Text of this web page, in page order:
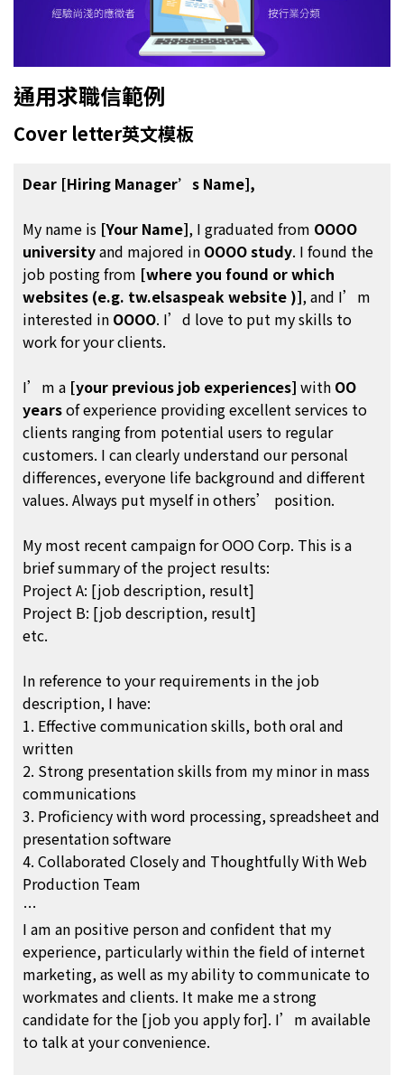
通用求職信範例
Cover letter英文模板
Dear [Hiring Manager’s Name],
My name is [Your Name], I graduated from OOOO
universityand majored in OOOO study. I found the
job posting from [where you found or which
websites (e.g. tw.elsaspeak website )], and I’m
interested in OOOO. I’d love to put my skills to
work for your clients.
I’m a [your previous job experiences] with OO
yearsof experience providing excellent services to
clients ranging from potential users to regular
customers. I can clearly understand our personal
differences, everyone life background and different
values. Always put myself in others’ position.
My most recent campaign for OOO Corp. This is a
brief summary of the project results:
Project A: [job description, result]
Project B: [job description, result]
etc.
In reference to your requirements in the job
description, I have:
1. Effective communication skills, both oral and
written
2. Strong presentation skills from my minor in mass
communications
3. Proficiency with word processing, spreadsheet and
presentation software
4. Collaborated Closely and Thoughtfully With Web
Production Team
…
I am an positive person and confident that my
experience, particularly within the field of internet
marketing, as well as my ability to communicate to
workmates and clients. It make me a strong
candidate for the [job you apply for]. I’m available
to talk at your convenience.